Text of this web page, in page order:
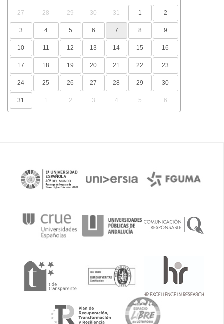
27 28 29 30 31 1 2
3 4 5 6 7 8 9
10 11 12 13 14 15 16
17 18 19 20 21 22 23
24 25 26 27 28 29 30
31 1 2 3 4 5 6